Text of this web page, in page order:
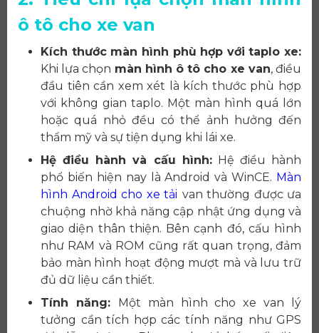
ô tô cho xe van
Kích thước màn hình phù hợp với taplo xe:
Khi lựa chọn màn hình ô tô cho xe van, điều
đầu tiên cần xem xét là kích thước phù hợp
với không gian taplo. Một màn hình quá lớn
hoặc quá nhỏ đều có thể ảnh hưởng đến
thẩm mỹ và sự tiện dụng khi lái xe.
Hệ điều hành và cấu hình:Hệ điều hành
phổ biến hiện nay là Android và WinCE. Màn
hình Android cho xe tải van thường được ưa
chuộng nhờ khả năng cập nhật ứng dụng và
giao diện thân thiện. Bên cạnh đó, cấu hình
như RAM và ROM cũng rất quan trọng, đảm
bảo màn hình hoạt động mượt mà và lưu trữ
đủ dữ liệu cần thiết.
Tính năng:
Một màn hình cho xe van lý
tưởng cần tích hợp các tính năng như GPS